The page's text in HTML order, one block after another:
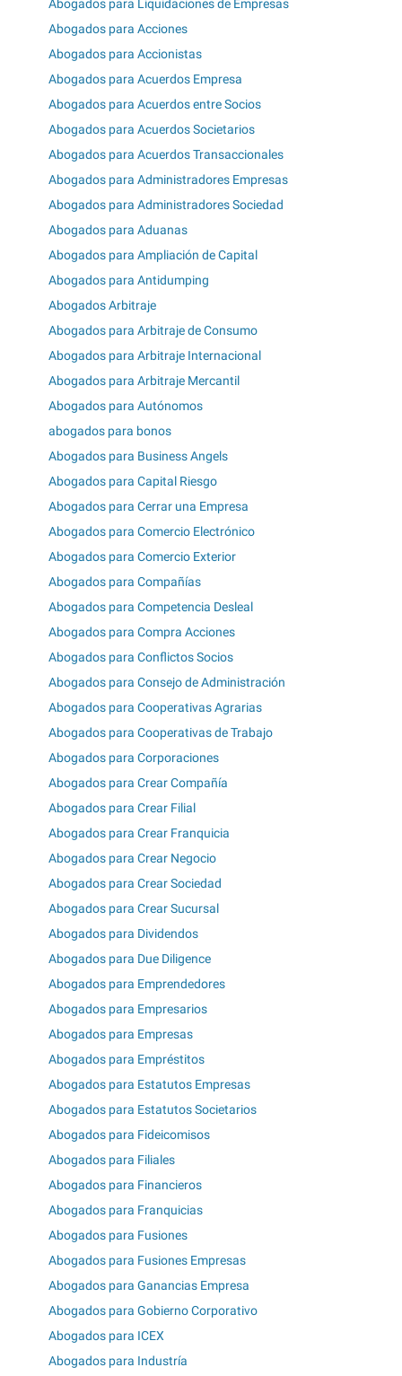
Abogados para Liquidaciones de Empresas
Abogados para Acciones
Abogados para Accionistas
Abogados para Acuerdos Empresa
Abogados para Acuerdos entre Socios
Abogados para Acuerdos Societarios
Abogados para Acuerdos Transaccionales
Abogados para Administradores Empresas
Abogados para Administradores Sociedad
Abogados para Aduanas
Abogados para Ampliación de Capital
Abogados para Antidumping
Abogados Arbitraje
Abogados para Arbitraje de Consumo
Abogados para Arbitraje Internacional
Abogados para Arbitraje Mercantil
Abogados para Autónomos
abogados para bonos
Abogados para Business Angels
Abogados para Capital Riesgo
Abogados para Cerrar una Empresa
Abogados para Comercio Electrónico
Abogados para Comercio Exterior
Abogados para Compañías
Abogados para Competencia Desleal
Abogados para Compra Acciones
Abogados para Conflictos Socios
Abogados para Consejo de Administración
Abogados para Cooperativas Agrarias
Abogados para Cooperativas de Trabajo
Abogados para Corporaciones
Abogados para Crear Compañía
Abogados para Crear Filial
Abogados para Crear Franquicia
Abogados para Crear Negocio
Abogados para Crear Sociedad
Abogados para Crear Sucursal
Abogados para Dividendos
Abogados para Due Diligence
Abogados para Emprendedores
Abogados para Empresarios
Abogados para Empresas
Abogados para Empréstitos
Abogados para Estatutos Empresas
Abogados para Estatutos Societarios
Abogados para Fideicomisos
Abogados para Filiales
Abogados para Financieros
Abogados para Franquicias
Abogados para Fusiones
Abogados para Fusiones Empresas
Abogados para Ganancias Empresa
Abogados para Gobierno Corporativo
Abogados para ICEX
Abogados para Industría